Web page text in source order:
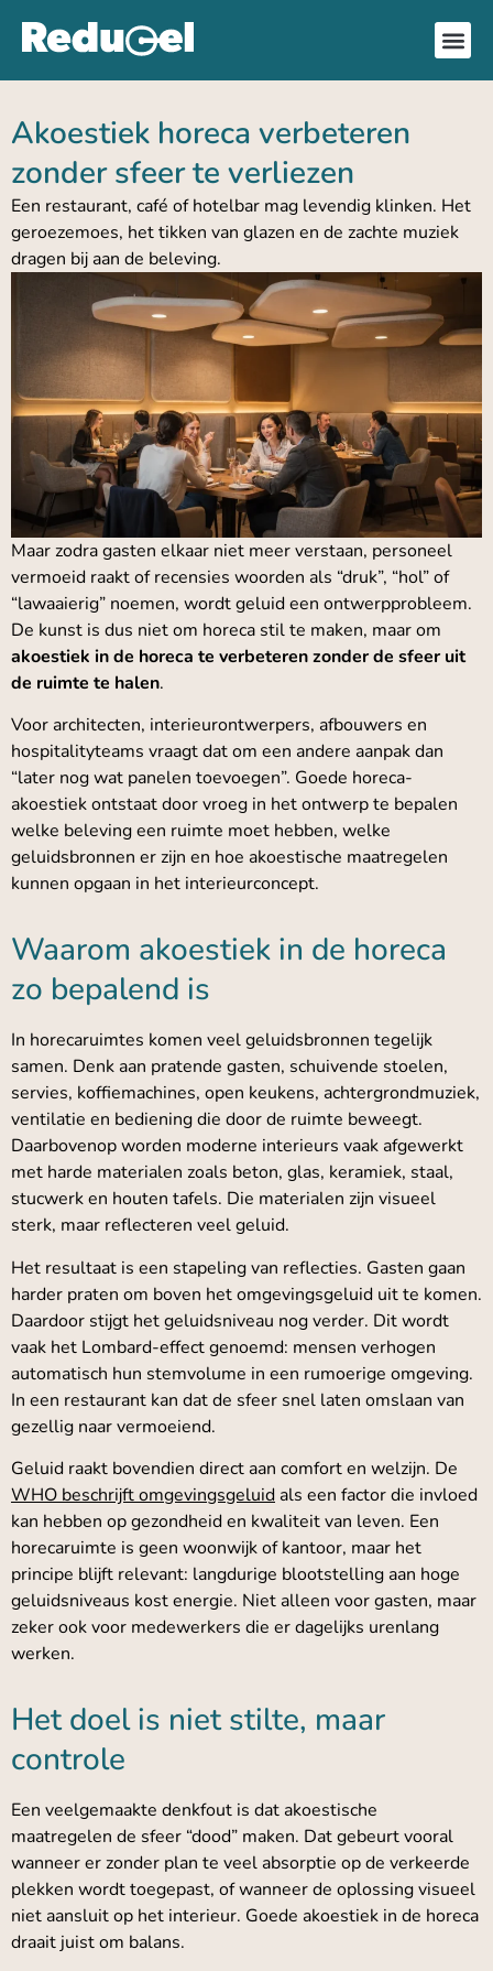
Akoestiek horeca verbeteren
zonder sfeer te verliezen
Een restaurant, café of hotelbar mag levendig klinken. Het
geroezemoes, het tikken van glazen en de zachte muziek
dragen bij aan de beleving.
Maar zodra gasten elkaar niet meer verstaan, personeel
vermoeid raakt of recensies woorden als “druk”, “hol” of
“lawaaierig” noemen, wordt geluid een ontwerpprobleem.
De kunst is dus niet om horeca stil te maken, maar om
akoestiek in de horeca te verbeteren zonder de sfeer uit
de ruimte te halen.
Voor architecten, interieurontwerpers, afbouwers en
hospitalityteams vraagt dat om een andere aanpak dan
“later nog wat panelen toevoegen”. Goede horeca-
akoestiek ontstaat door vroeg in het ontwerp te bepalen
welke beleving een ruimte moet hebben, welke
geluidsbronnen er zijn en hoe akoestische maatregelen
kunnen opgaan in het interieurconcept.
Waarom akoestiek in de horeca
zo bepalend is
In horecaruimtes komen veel geluidsbronnen tegelijk
samen. Denk aan pratende gasten, schuivende stoelen,
servies, koffiemachines, open keukens, achtergrondmuziek,
ventilatie en bediening die door de ruimte beweegt.
Daarbovenop worden moderne interieurs vaak afgewerkt
met harde materialen zoals beton, glas, keramiek, staal,
stucwerk en houten tafels. Die materialen zijn visueel
sterk, maar reflecteren veel geluid.
Het resultaat is een stapeling van reflecties. Gasten gaan
harder praten om boven het omgevingsgeluid uit te komen.
Daardoor stijgt het geluidsniveau nog verder. Dit wordt
vaak het Lombard-effect genoemd: mensen verhogen
automatisch hun stemvolume in een rumoerige omgeving.
In een restaurant kan dat de sfeer snel laten omslaan van
gezellig naar vermoeiend.
Geluid raakt bovendien direct aan comfort en welzijn. De
WHO beschrijft omgevingsgeluid als een factor die invloed
kan hebben op gezondheid en kwaliteit van leven. Een
horecaruimte is geen woonwijk of kantoor, maar het
principe blijft relevant: langdurige blootstelling aan hoge
geluidsniveaus kost energie. Niet alleen voor gasten, maar
zeker ook voor medewerkers die er dagelijks urenlang
werken.
Het doel is niet stilte, maar
controle
Een veelgemaakte denkfout is dat akoestische
maatregelen de sfeer “dood” maken. Dat gebeurt vooral
wanneer er zonder plan te veel absorptie op de verkeerde
plekken wordt toegepast, of wanneer de oplossing visueel
niet aansluit op het interieur. Goede akoestiek in de horeca
draait juist om balans.